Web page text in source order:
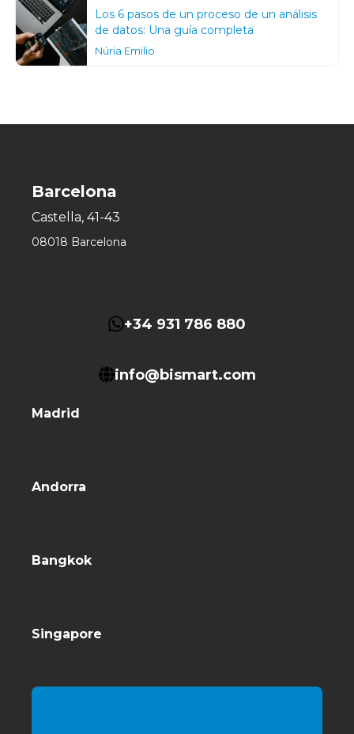
Los 6 pasos de un proceso de un análisis
de datos: Una guía completa
Núria Emilio
Barcelona
Castella, 41-43
08018 Barcelona
+34 931 786 880
info@bismart.com
Madrid
Andorra
Bangkok
Singapore